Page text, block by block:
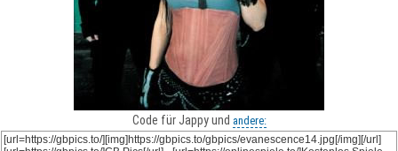
Code für Jappy und andere: